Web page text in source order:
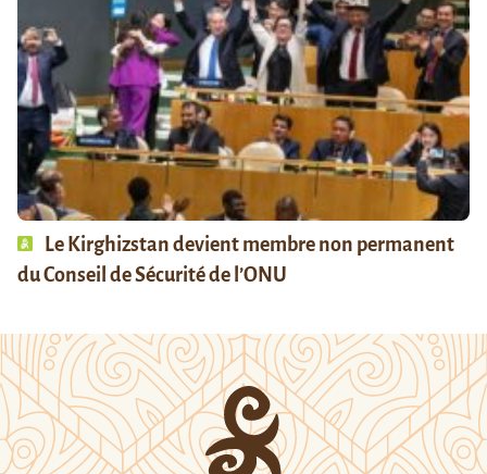
Le Kirghizstan devient membre non permanent
du Conseil de Sécurité de l’ONU